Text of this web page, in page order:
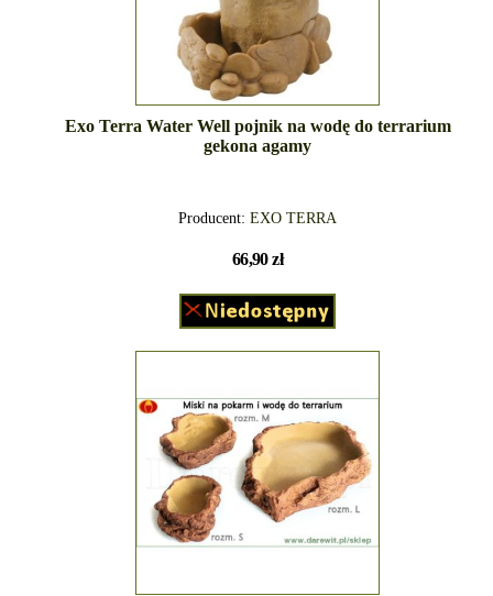
Exo Terra Water Well pojnik na wodę do terrarium
gekona agamy
Producent: EXO TERRA
66,90 zł